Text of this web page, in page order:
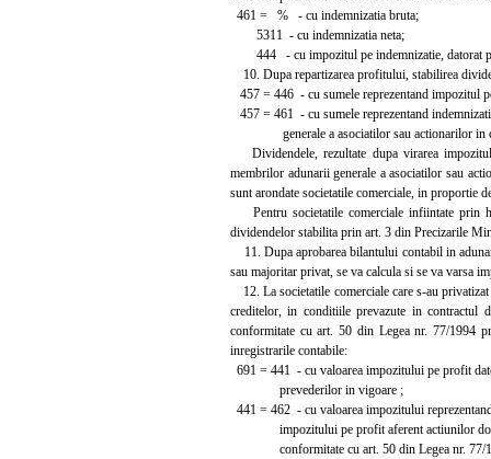
461 = % - cu indemnizatia bruta;
5311 - cu indemnizatia neta;
444 - cu impozitul pe indemnizatie, datorat
10. Dupa repartizarea profitului, stabilirea
457 = 446 - cu sumele reprezentand impozitul
457 = 461 - cu sumele reprezentand
generale a asociatilor sau actionarilor in
Dividendele, rezultate dupa virarea
membrilor adunarii generale a asociatilor sau
sunt arondate societatile comerciale, in proportie
Pentru societatile comerciale infiintate prin
dividendelor stabilita prin art. 3 din Precizarile
11. Dupa aprobarea bilantului contabil in
sau majoritar privat, se va calcula si se va varsa
12. La societatile comerciale care s-au
creditelor, in conditiile prevazute in contractul
conformitate cu art. 50 din Legea nr. 77/1994
inregistrarile contabile:
691 = 441 - cu valoarea impozitului pe profit
prevederilor in vigoare ;
441 = 462 - cu valoarea impozitului
impozitului pe profit aferent actiunilor
conformitate cu art. 50 din Legea nr. 77/